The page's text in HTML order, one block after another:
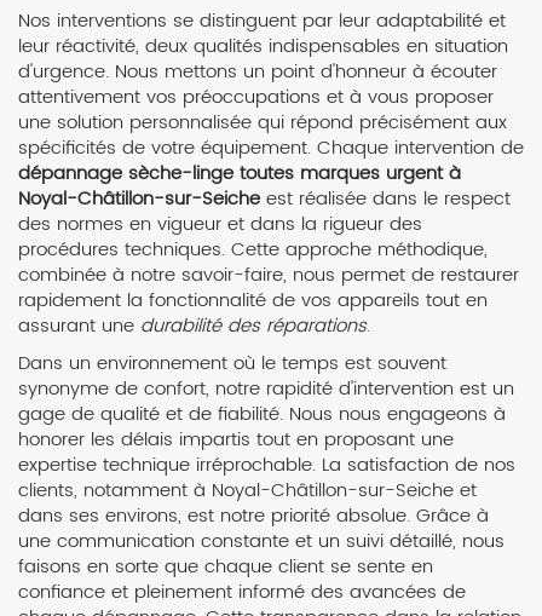
Nos interventions se distinguent par leur adaptabilité et
leur réactivité, deux qualités indispensables en situation
d'urgence. Nous mettons un point d'honneur à écouter
attentivement vos préoccupations et à vous proposer
une solution personnalisée qui répond précisément aux
spécificités de votre équipement. Chaque intervention de
dépannage sèche-linge toutes marques urgent à
Noyal-Châtillon-sur-Seiche est réalisée dans le respect
des normes en vigueur et dans la rigueur des
procédures techniques. Cette approche méthodique,
combinée à notre savoir-faire, nous permet de restaurer
rapidement la fonctionnalité de vos appareils tout en
assurant une durabilité des réparations.
Dans un environnement où le temps est souvent
synonyme de confort, notre rapidité d'intervention est un
gage de qualité et de fiabilité. Nous nous engageons à
honorer les délais impartis tout en proposant une
expertise technique irréprochable. La satisfaction de nos
clients, notamment à Noyal-Châtillon-sur-Seiche et
dans ses environs, est notre priorité absolue. Grâce à
une communication constante et un suivi détaillé, nous
faisons en sorte que chaque client se sente en
confiance et pleinement informé des avancées de